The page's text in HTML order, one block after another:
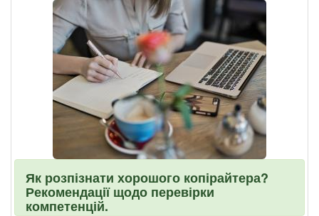
Як розпізнати хорошого копірайтера?
Рекомендації щодо перевірки
компетенцій.